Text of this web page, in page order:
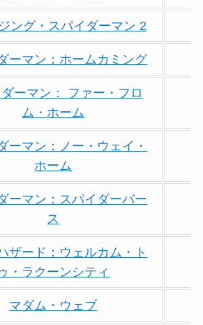
ング・スパイダーマン 2
ーマン：ホームカミング
ーマン： ファー・フロ
ム・ホーム
ーマン：ノー・ウェイ・
ホーム
ーマン：スパイダーバー
ス
ザード：ウェルカム・ト
・ラクーンシティ
マダム・ウェブ